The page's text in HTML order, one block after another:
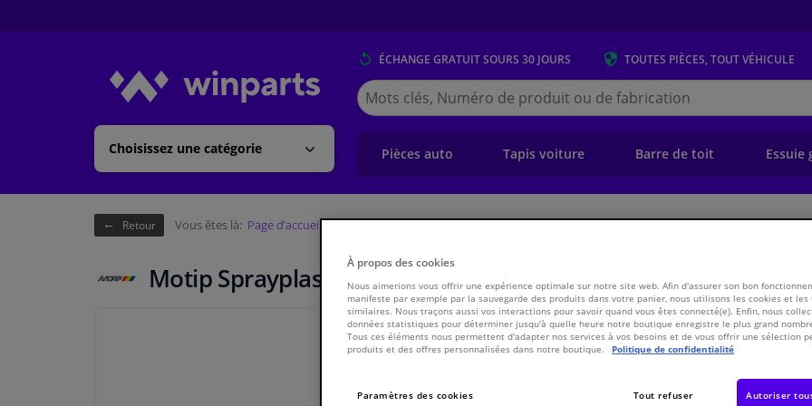
Choisissez une catégorie
ÉCHANGE GRATUITSOURS 30 JOURS TOUTES PIÈCES, TOUT VÉHICULE
Chercher
Winparts.be
(Wallonie)
Pièces auto Tapis voiture Barre de toit Essuie
Retour Vous êtes là: Page d’accueil Carrosserie & tôles Carrosserie & tôles Spray et peinture voiture Film de
Motip Sprayplast Orange 500 ml
WINPRICE
€ 13,
Voir les
À propos des cookies
Nous aimerions vous offrir une expérience optimale sur notre site web. Afin d'assurer son bon
manifeste par exemple par la sauvegarde des produits dans votre panier, nous utilisons les cookies et les
similaires. Nous traçons aussi vos interactions pour savoir quand vous êtes connecté(e). Enfin, nous
données statistiques pour déterminer jusqu'à quelle heure notre boutique enregistre le plus grand
Tous ces éléments nous permettent d'adapter nos services à vos besoins et de vous offrir une sélection
produits et des offres personnalisées dans notre boutique.
Politique de confidentialité
Paramètres des cookies Tout refuser Autoriser